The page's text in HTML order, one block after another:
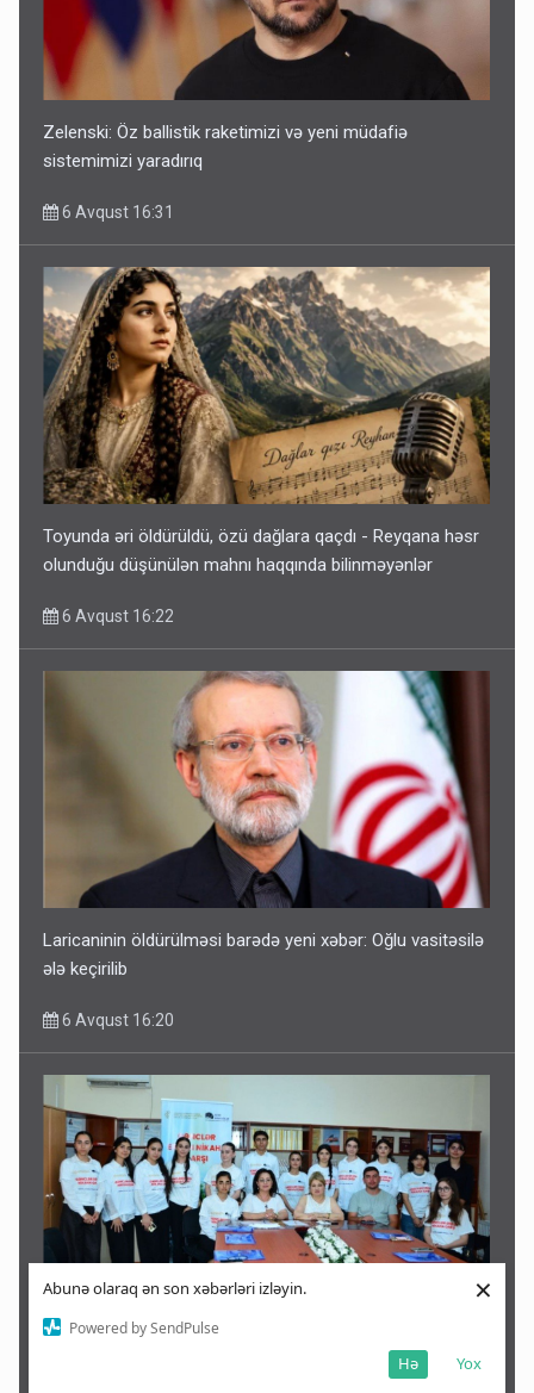
Abunə olaraq ən son xəbərləri izləyin.
Powered by SendPulse
Yox
Hə
×
Zelenski: Öz ballistik raketimizi və yeni müdafiə
sistemimizi yaradırıq
6 Avqust 16:31
Toyunda əri öldürüldü, özü dağlara qaçdı - Reyqana həsr
olunduğu düşünülən mahnı haqqında bilinməyənlər
6 Avqust 16:22
Laricaninin öldürülməsi barədə yeni xəbər: Oğlu vasitəsilə
ələ keçirilib
6 Avqust 16:20